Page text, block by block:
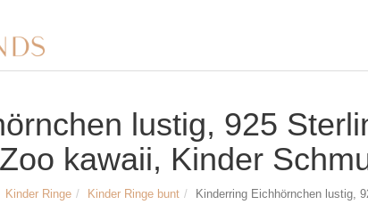
lustig, 925
kawaii, Kinder
Kinder Ringe Kinder Ringe bunt Kinderring Eichhörnchen lustig,